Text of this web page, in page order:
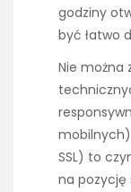
godziny
być łatwo
Nie można
SSL) to
na pozycję